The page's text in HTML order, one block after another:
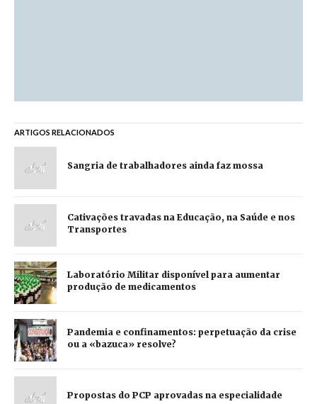
ARTIGOS RELACIONADOS
Sangria de trabalhadores ainda faz mossa
Cativações travadas na Educação, na Saúde e nos
Transportes
Laboratório Militar disponível para aumentar
produção de medicamentos
Pandemia e confinamentos: perpetuação da crise
ou a «bazuca» resolve?
Propostas do PCP aprovadas na especialidade